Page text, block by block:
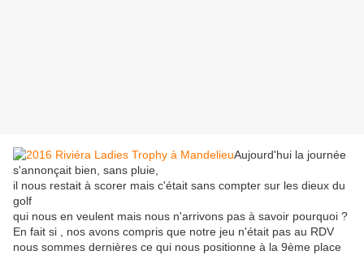
Aujourd'hui la journée
s'annonçait bien, sans pluie,
il nous restait à scorer mais c'était sans compter sur les dieux du
golf
qui nous en veulent mais nous n'arrivons pas à savoir pourquoi ?
En fait si , nos avons compris que notre jeu n'était pas au RDV
nous sommes dernières ce qui nous positionne à la 9ème place